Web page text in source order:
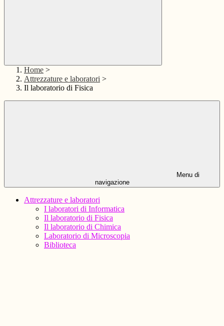
Home >
Attrezzature e laboratori >
Il laboratorio di Fisica
Menu di
navigazione
Attrezzature e laboratori
I laboratori di Informatica
Il laboratorio di Fisica
Il laboratorio di Chimica
Laboratorio di Microscopia
Biblioteca